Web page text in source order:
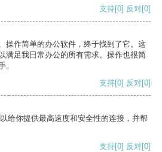
支持[0] 反对[0]
操作简单的办公软件，终于找到了它。这
满足我日常办公的所有需求。操作也很简
。
支持[0] 反对[0]
给你提供最高速度和安全性的连接，并帮
支持[0] 反对[0]